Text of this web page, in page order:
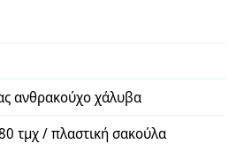
ανθρακούχο χάλυβα
τμχ / πλαστική σακούλα